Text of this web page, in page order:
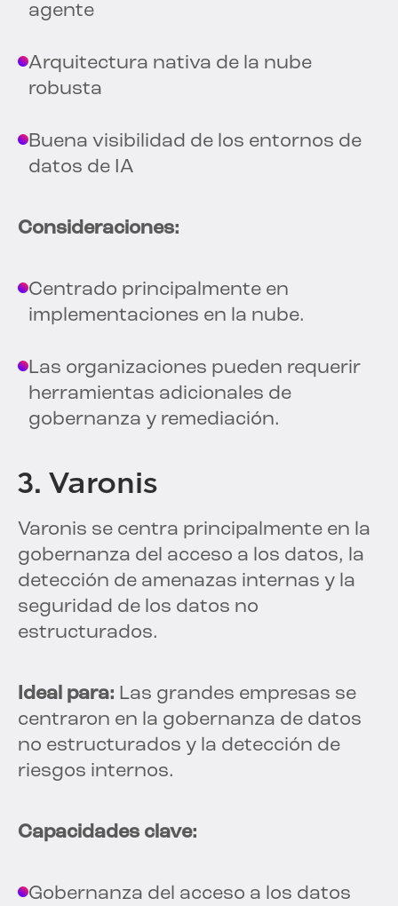
agente
Arquitectura nativa de la nube
robusta
Buena visibilidad de los entornos de
datos de IA
Consideraciones:
Centrado principalmente en
implementaciones en la nube.
Las organizaciones pueden requerir
herramientas adicionales de
gobernanza y remediación.
3. Varonis
Varonis se centra principalmente en la
gobernanza del acceso a los datos, la
detección de amenazas internas y la
seguridad de los datos no
estructurados.
Ideal para: Las grandes empresas se
centraron en la gobernanza de datos
no estructurados y la detección de
riesgos internos.
Capacidades clave:
Gobernanza del acceso a los datos